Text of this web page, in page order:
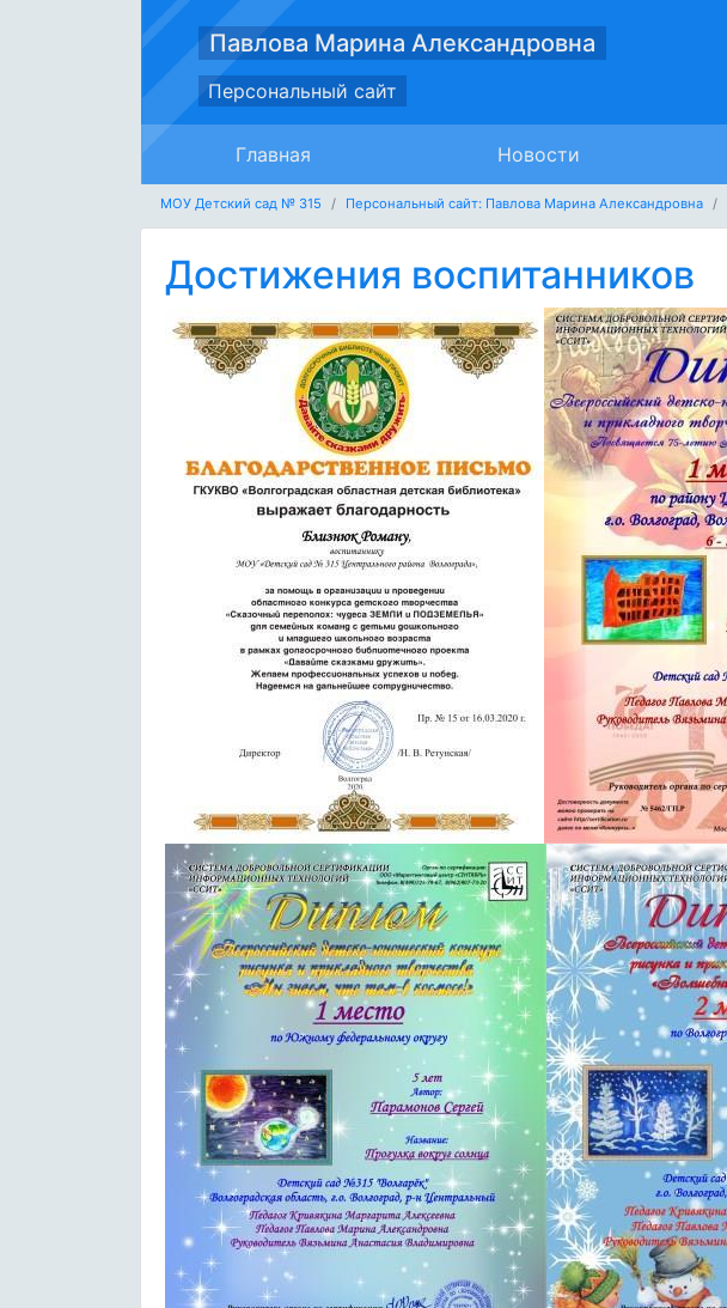
Павлова Марина Александровна
Персональный сайт
Главная Новости
МОУ Детский сад № 315 Персональный сайт: Павлова Марина Александровна
Достижения воспитанников